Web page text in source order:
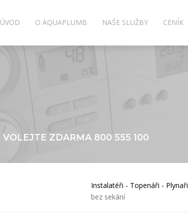
ÚVOD O AQUAPLUMB NAŠE SLUŽBY CENÍK
VOLEJTE ZDARMA 800 555 100
Instalatéři - Topenáři - Plynaři
bez sekání